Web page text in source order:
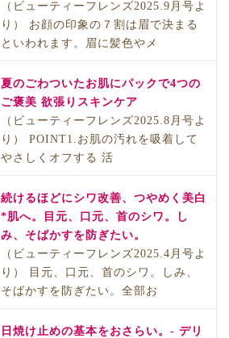
（ビューティーフレンズ2025.9月号よ
り） お顔の印象の７割は眉で決まる
といわれます。眉に髪色やメ
夏のごわついたお肌にパックで4つの
ご褒美 欲張りスキンケア
（ビューティーフレンズ2025.8月号よ
り） POINT1.お肌の汚れを吸着して
やさしくオフする 活
続けるほどにシワ改善、つやめく美白
*肌へ。目元、口元、首のシワ。し
み、そばかすを防ぎたい。
（ビューティーフレンズ2025.4月号よ
り） 目元、口元、首のシワ。しみ、
そばかすを防ぎたい。全部お
日焼け止めの基本をおさらい。- デリ